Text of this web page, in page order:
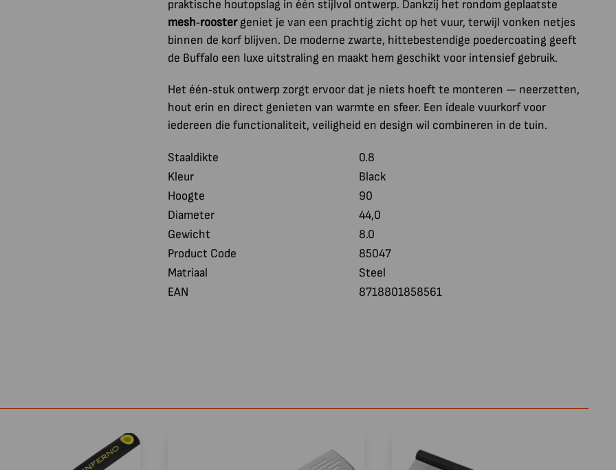
praktische houtopslag in één stijlvol ontwerp. Dankzij het rondom geplaatste
mesh‑roostergeniet je van een prachtig zicht op het vuur, terwijl vonken netjes
binnen de korf blijven. De moderne zwarte, hittebestendige poedercoating geeft
de Buffalo een luxe uitstraling en maakt hem geschikt voor intensief gebruik.
Het één‑stuk ontwerp zorgt ervoor dat je niets hoeft te monteren — neerzetten,
hout erin en direct genieten van warmte en sfeer. Een ideale vuurkorf voor
iedereen die functionaliteit, veiligheid en design wil combineren in de tuin.
Staaldikte
0.8
Kleur
Black
Hoogte
90
Diameter
44,0
Gewicht
8.0
Product Code
85047
Matriaal
Steel
EAN
8718801858561